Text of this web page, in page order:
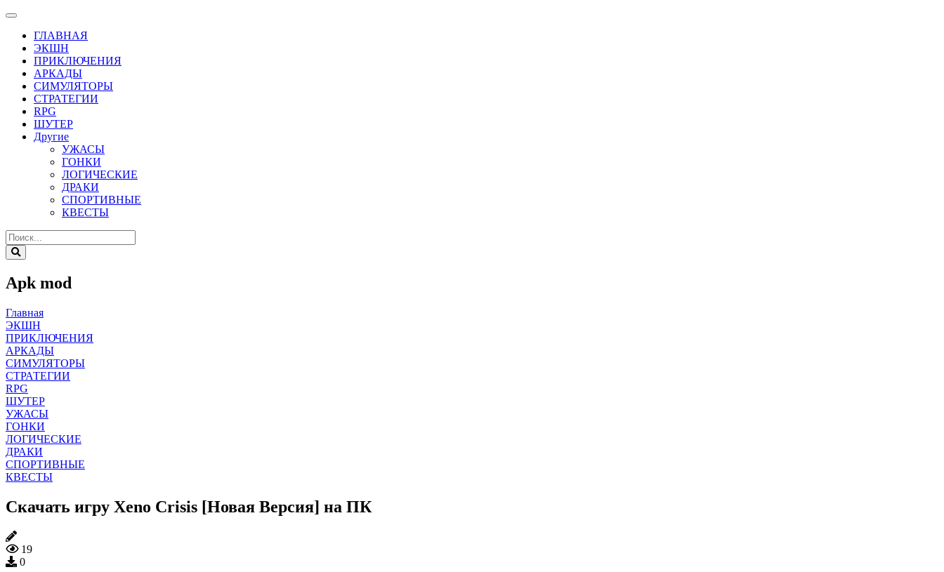
ГЛАВНАЯ
ЭКШН
ПРИКЛЮЧЕНИЯ
АРКАДЫ
СИМУЛЯТОРЫ
СТРАТЕГИИ
RPG
ШУТЕР
Другие
УЖАСЫ
ГОНКИ
ЛОГИЧЕСКИЕ
ДРАКИ
СПОРТИВНЫЕ
КВЕСТЫ
Apk mod
Главная
ЭКШН
ПРИКЛЮЧЕНИЯ
АРКАДЫ
СИМУЛЯТОРЫ
СТРАТЕГИИ
RPG
ШУТЕР
УЖАСЫ
ГОНКИ
ЛОГИЧЕСКИЕ
ДРАКИ
СПОРТИВНЫЕ
КВЕСТЫ
Скачать игру Xeno Crisis [Новая Версия] на ПК
19
0